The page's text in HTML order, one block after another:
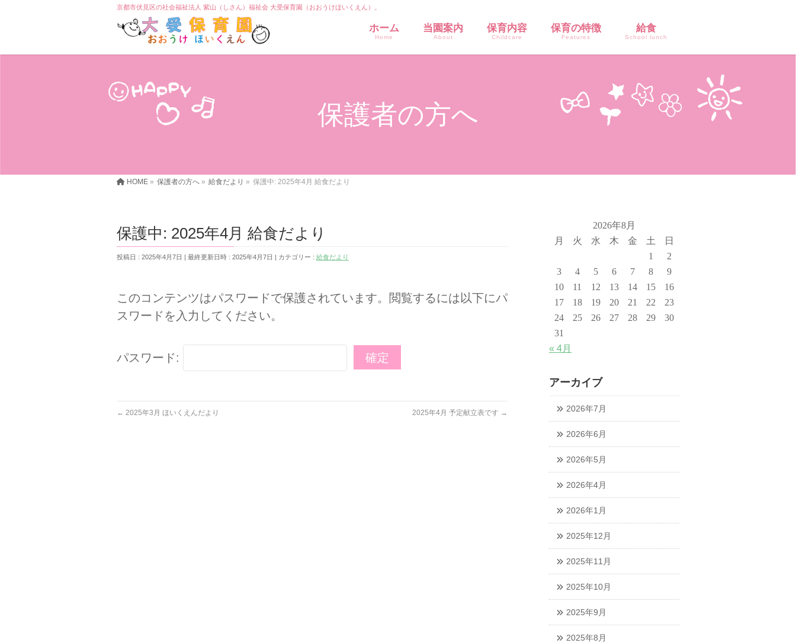
京都市伏見区の社会福祉法人 紫山（しさん）福祉会 大受保育園（おおうけほいくえん）。
ホーム
Home
当園案内
About
保育内容
Childcare
保育の特徴
Features
給食
School lunch
保護者の方へ
HOME » 保護者の方へ » 給食だより » 保護中: 2025年4月 給食だより
保護中: 2025年4月 給食だより
投稿日 : 2025年4月7日 最終更新日時 : 2025年4月7日 カテゴリー : 給食だより
このコンテンツはパスワードで保護されています。閲覧するには以下にパ
スワードを入力してください。
パスワード:
← 2025年3月 ほいくえんだより 2025年4月 予定献立表です →
2026年8月
月
火 水 木 金 土
日
1
2
3
4 5 6 7 8
9
10
11 12 13 14 15
16
17
18 19 20 21 22
23
24
25 26 27 28 29
30
31
« 4月
アーカイブ
2026年7月
2026年6月
2026年5月
2026年4月
2026年1月
2025年12月
2025年11月
2025年10月
2025年9月
2025年8月